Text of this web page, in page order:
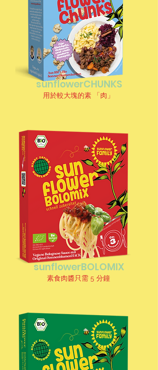
sunflowerCHUNKS
用於較大塊的素 「肉」
sunflowerBOLOMIX
素食肉醬只需 5 分鐘